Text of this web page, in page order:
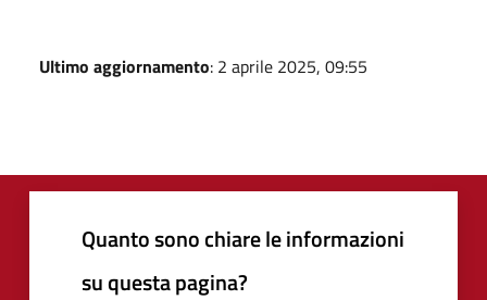
Ultimo aggiornamento: 2 aprile 2025, 09:55
Quanto sono chiare le informazioni
su questa pagina?